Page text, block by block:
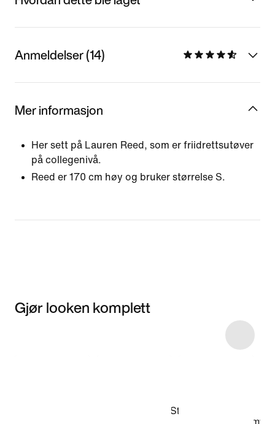
Anmeldelser (14)
Mer informasjon
Her sett på Lauren Reed, som er friidrettsutøver
på collegenivå.
Reed er 170 cm høy og bruker størrelse S.
Gjør looken komplett